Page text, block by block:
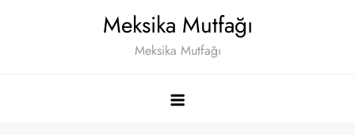
Meksika Mutfağı
Meksika Mutfağı